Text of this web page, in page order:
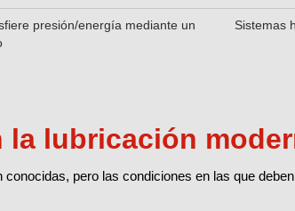
presión/energía mediante un
Sistemas
la lubricación
conocidas, pero las condiciones en las que